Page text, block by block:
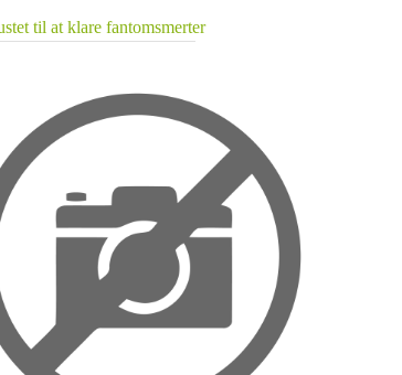
til at klare fantomsmerter